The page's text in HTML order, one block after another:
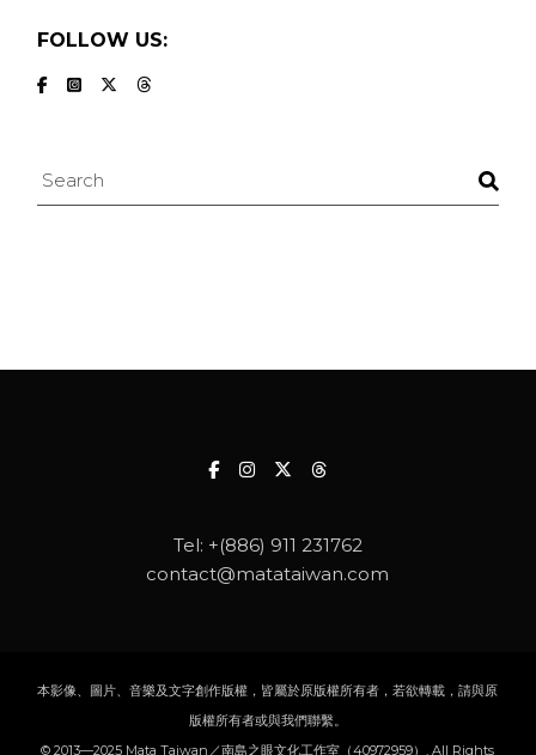
FOLLOW US:
Search
Tel: +(886) 911 231762
contact@matataiwan.com
本影像、圖片、音樂及文字創作版權，皆屬於原版權所有者，若欲轉載，請與原
版權所有者或與我們聯繫。
© 2013—2025 Mata Taiwan／南島之眼文化工作室（40972959）, All Rights